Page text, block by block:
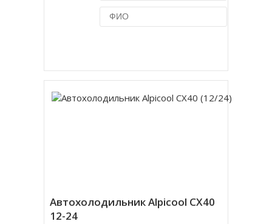
Автохолодильник Alpicool CX40
12-24